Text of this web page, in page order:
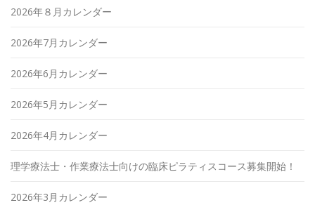
2026年８月カレンダー
2026年7月カレンダー
2026年6月カレンダー
2026年5月カレンダー
2026年4月カレンダー
理学療法士・作業療法士向けの臨床ピラティスコース募集開始！
2026年3月カレンダー